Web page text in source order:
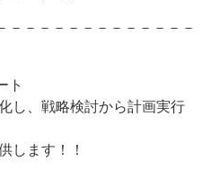
－－－－－－－－－－－－－
略検討から計画実行
す！！